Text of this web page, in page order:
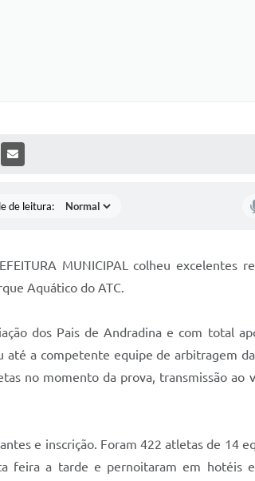
MÍDIAS
de leitura:
MUNICIPAL colheu
Aquático do ATC.
dos Pais de Andradina e com total
a competente equipe de arbitragem
no momento da prova, transmissão
e inscrição. Foram 422 atletas de 14
feira a tarde e pernoitaram em hotéis